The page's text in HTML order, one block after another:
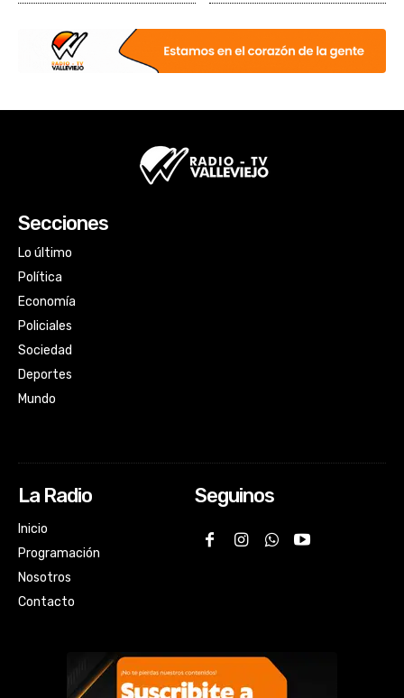
Secciones
Lo último
Política
Economía
Policiales
Sociedad
Deportes
Mundo
La Radio
Inicio
Programación
Nosotros
Contacto
Seguinos